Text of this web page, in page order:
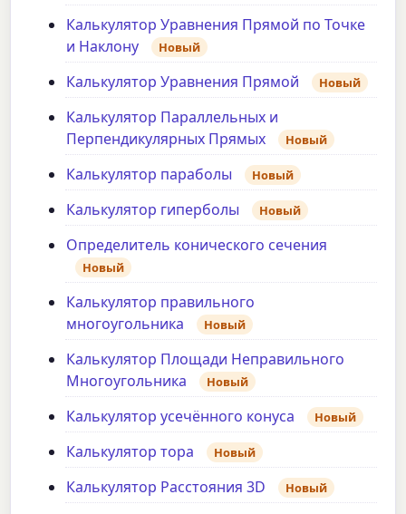
Калькулятор Уравнения Прямой по Точке
и Наклону
Новый
Калькулятор Уравнения Прямой Новый
Калькулятор Параллельных и
Перпендикулярных Прямых
Новый
Калькулятор параболы Новый
Калькулятор гиперболы Новый
Определитель конического сечения
Новый
Калькулятор правильного
многоугольника
Новый
Калькулятор Площади Неправильного
Многоугольника
Новый
Калькулятор усечённого конуса Новый
Калькулятор тора Новый
Калькулятор Расстояния 3D Новый